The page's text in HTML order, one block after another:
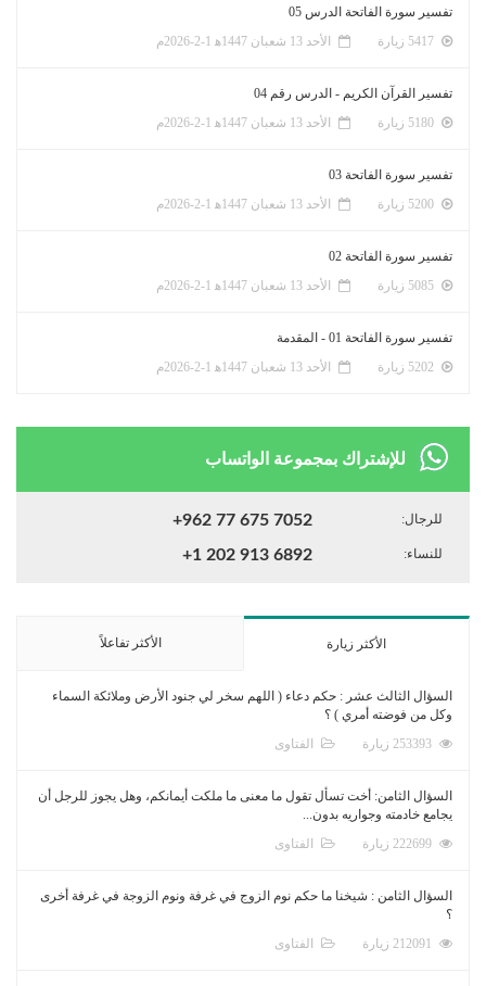
تفسير سورة الفاتحة الدرس 05
الأحد 13 شعبان 1447ﻫ 1-2-2026م
تفسير القرآن الكريم - الدرس رقم 04
الأحد 13 شعبان 1447ﻫ 1-2-2026م
تفسير سورة الفاتحة 03
الأحد 13 شعبان 1447ﻫ 1-2-2026م
تفسير سورة الفاتحة 02
الأحد 13 شعبان 1447ﻫ 1-2-2026م
تفسير سورة الفاتحة 01 - المقدمة
الأحد 13 شعبان 1447ﻫ 1-2-2026م
للإشتراك بمجموعة الواتساب
للرجال: +962 77 675 7052
للنساء: +1 202 913 6892
الأكثر زيارة الأكثر تفاعلاً
السؤال الثالث عشر : حكم دعاء ( اللهم سخر لي جنود الأرض وملائكة السماء
وكل من فوضته أمري ) ؟
الفتاوى
السؤال الثامن: أخت تسأل تقول ما معنى ما ملكت أيمانكم، وهل يجوز للرجل أن
يجامع خادمته وجواريه بدون...
الفتاوى
السؤال الثامن : شيخنا ما حكم نوم الزوج في غرفة ونوم الزوجة في غرفة أخرى
؟
الفتاوى